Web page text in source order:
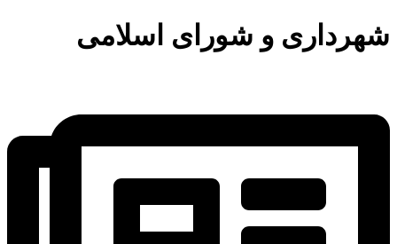
شهرداری و شورای اسلامی